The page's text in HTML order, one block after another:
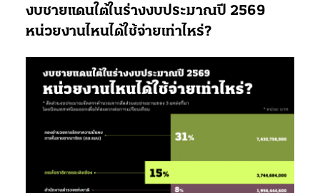
งบชายแดนใต้ในร่างงบประมาณปี 2569
หน่วยงานไหนได้ใช้จ่ายเท่าไหร่?